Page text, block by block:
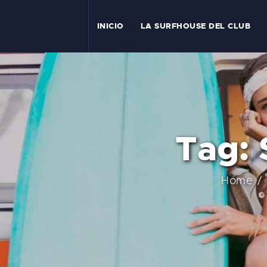
INICIO LA SURFHOUSE DEL CLUB
Tag:
Home